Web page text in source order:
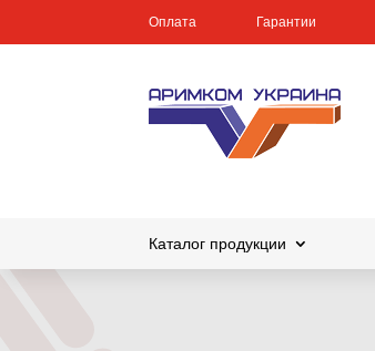
Оплата Гарантии
Каталог продукции